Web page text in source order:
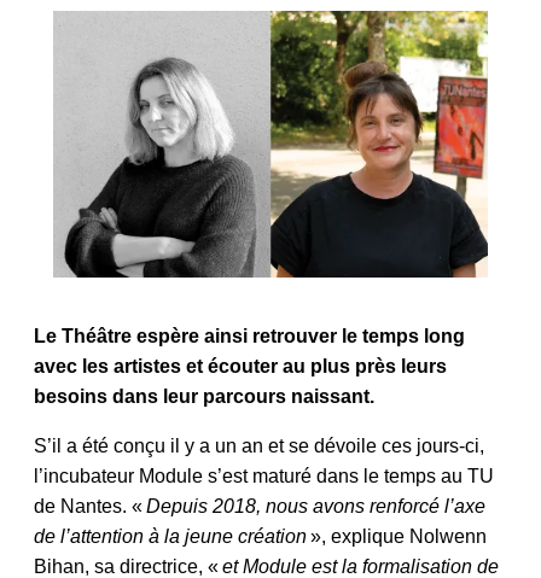
Image
Le Théâtre espère ainsi retrouver le temps long
avec les artistes et écouter au plus près leurs
besoins dans leur parcours naissant.
S’il a été conçu il y a un an et se dévoile ces jours-ci,
l’incubateur Module s’est maturé dans le temps au TU
de Nantes. «Depuis 2018, nous avons renforcé l’axe
de l’attention à la jeune création», explique Nolwenn
Bihan, sa directrice, «et Module est la formalisation de